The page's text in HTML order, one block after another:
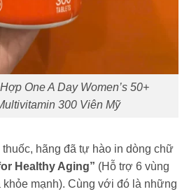
One A Day Women’s 50+
300 Viên Mỹ
hãng đã tự hào in dòng chữ
Healthy Aging” (Hỗ trợ 6 vùng
khỏe mạnh). Cùng với đó là những